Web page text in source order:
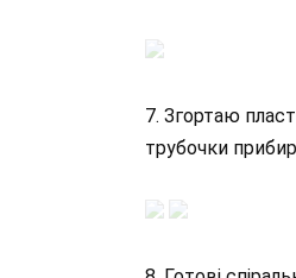
7. Згортаю
трубочки